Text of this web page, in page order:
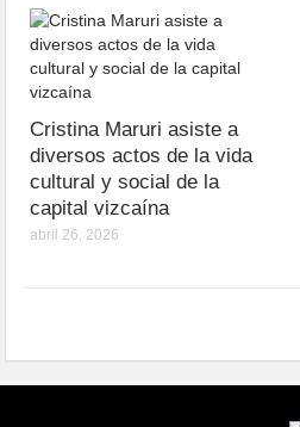
Cristina Maruri asiste a
diversos actos de la vida
cultural y social de la
capital vizcaína
abril 26, 2026